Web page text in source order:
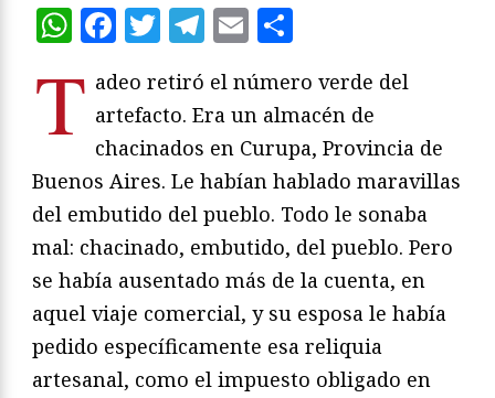
WhatsApp
Facebook
Twitter
Telegram
Email
T adeo retiró el número verde del
artefacto. Era un almacén de
chacinados en Curupa, Provincia de
Buenos Aires. Le habían hablado maravillas
del embutido del pueblo. Todo le sonaba
mal: chacinado, embutido, del pueblo. Pero
se había ausentado más de la cuenta, en
aquel viaje comercial, y su esposa le había
pedido específicamente esa reliquia
artesanal, como el impuesto obligado en